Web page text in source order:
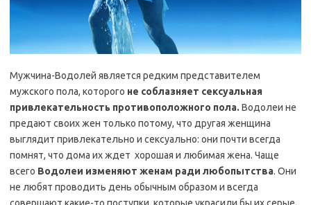
Мужчина-Водолей является редким представителем
мужского пола, которого не соблазняет сексуальная
привлекательность противоположного пола. Водолеи не
предают своих жен только потому, что другая женщина
выглядит привлекательно и сексуально: они почти всегда
помнят, что дома их ждет хорошая и любимая жена. Чаще
всего Водолеи изменяют женам ради любопытства. Они
не любят проводить день обычным образом и всегда
совершают какие-то поступки, которые украсили бы их серые,